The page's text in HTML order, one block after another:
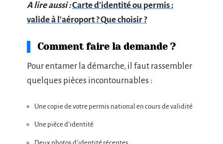
A lire aussi :Carte d'identité ou permis :
valide à l'aéroport ? Que choisir ?
Comment faire la demande ?
Pour entamer la démarche, il faut rassembler
quelques pièces incontournables :
Une copie de votre permis national en cours de validité
Une pièce d’identité
Deux photos d’identité récentes